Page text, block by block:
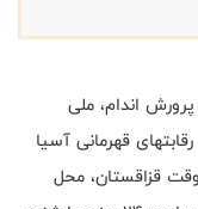
اندام، ملی
قهرمانی آسیا
قزاقستان، محل